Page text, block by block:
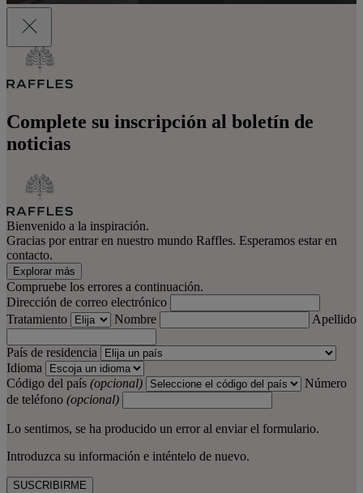
Complete su inscripción al boletín de
noticias
Bienvenido a la inspiración.
Gracias por entrar en nuestro mundo Raffles. Esperamos estar en
contacto.
Explorar más
Compruebe los errores a continuación.
Dirección de correo electrónico
Tratamiento
Nombre Apellido
País de residencia
Idioma
Código del país (opcional)
Número
de teléfono (opcional)
Lo sentimos, se ha producido un error al enviar el formulario.
Introduzca su información e inténtelo de nuevo.
SUSCRIBIRME